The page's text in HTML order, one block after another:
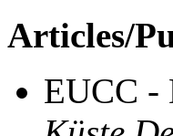
Articles/
EUCC -